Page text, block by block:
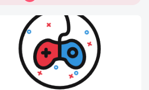
生活也美好了！